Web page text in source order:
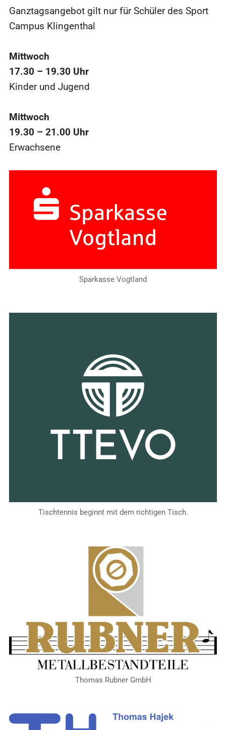
Ganztagsangebot gilt nur für Schüler des Sport
Campus Klingenthal
Mittwoch
17.30 – 19.30 Uhr
Kinder und Jugend
Mittwoch
19.30 – 21.00 Uhr
Erwachsene
Sparkasse Vogtland
Tischtennis beginnt mit dem richtigen Tisch.
Thomas Rubner GmbH